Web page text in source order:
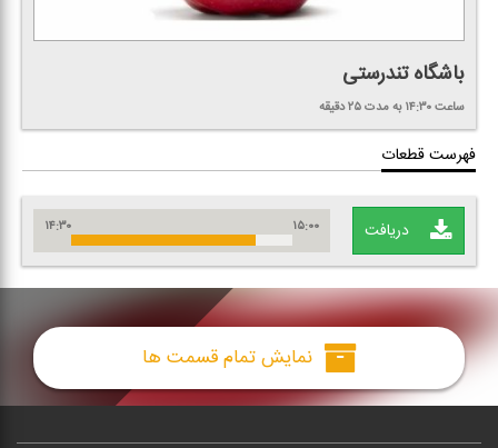
باشگاه تندرستی
ساعت ۱۴:۳۰ به مدت ۲۵ دقیقه
فهرست قطعات
دریافت ۱۴:۳۰ ۱۵:۰۰
نمایش تمام قسمت ها